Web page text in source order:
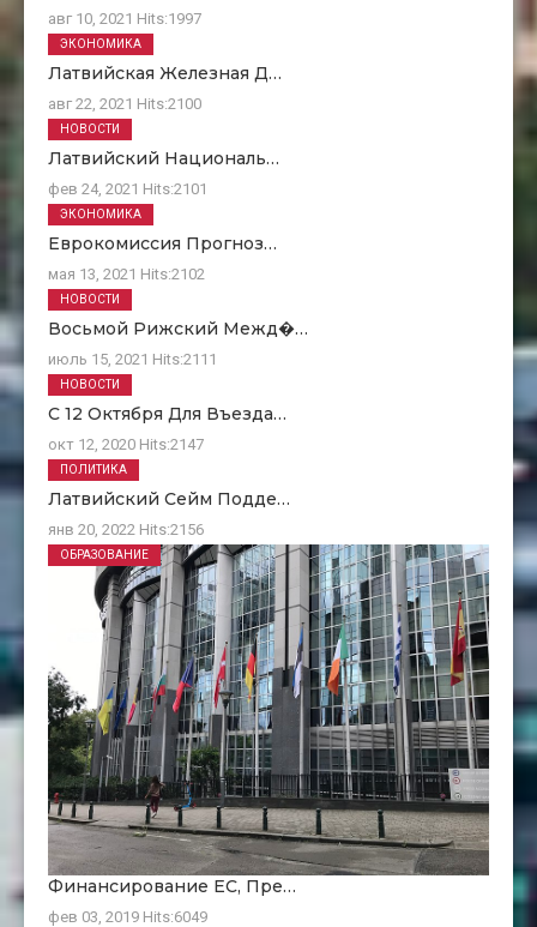
авг 10, 2021 Hits:1997
Латвийская Железная Д…
авг 22, 2021 Hits:2100
ЭКОНОМИКА
Латвийский Националь…
фев 24, 2021 Hits:2101
НОВОСТИ
Еврокомиссия Прогноз…
мая 13, 2021 Hits:2102
ЭКОНОМИКА
Восьмой Рижский Межд�…
июль 15, 2021 Hits:2111
НОВОСТИ
С 12 Октября Для Въезда…
окт 12, 2020 Hits:2147
НОВОСТИ
Латвийский Сейм Подде…
янв 20, 2022 Hits:2156
ПОЛИТИКА
Финансирование ЕC, Пре…
фев 03, 2019 Hits:6049
ОБРАЗОВАНИЕ